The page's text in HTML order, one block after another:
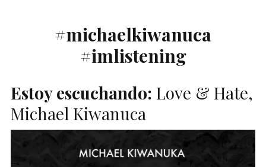
#michaelkiwanuca
#imlistening
Estoy escuchando: Love & Hate,
Michael Kiwanuca